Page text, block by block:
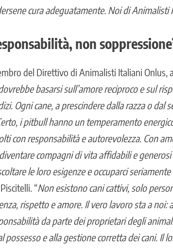
cura adeguatamente. Noi di
non
del Direttivo di Animalisti Italiani Onlus,
basarsi sull’amore reciproco e sul
Ogni cane, a prescindere dalla razza o dal
i pitbull hanno un temperamento
con responsabilità e autorevolezza. Con
compagni di vita affidabili e
le loro esigenze e occuparci
“Non esistono cani cattivi, solo
rispetto e amore. Il vero lavoro sta a noi:
da parte dei proprietari degli
possesso e alla gestione corretta dei cani. Il